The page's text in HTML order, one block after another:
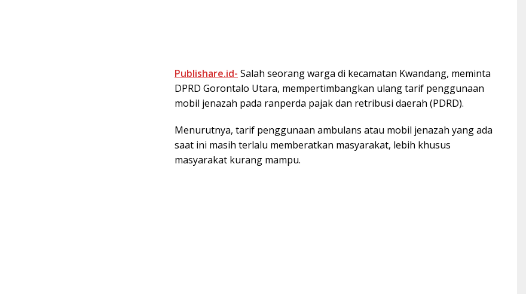
Publishare.id- Salah seorang warga di kecamatan Kwandang, meminta
DPRD Gorontalo Utara, mempertimbangkan ulang tarif penggunaan
mobil jenazah pada ranperda pajak dan retribusi daerah (PDRD).
Menurutnya, tarif penggunaan ambulans atau mobil jenazah yang ada
saat ini masih terlalu memberatkan masyarakat, lebih khusus
masyarakat kurang mampu.